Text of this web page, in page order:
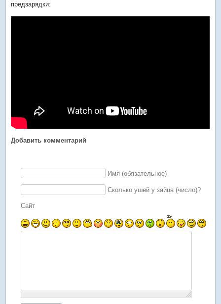
предзарядки:
Добавить комментарий
Имя (обязательное)
Сколько ушей у зайца (число)?
Сайт